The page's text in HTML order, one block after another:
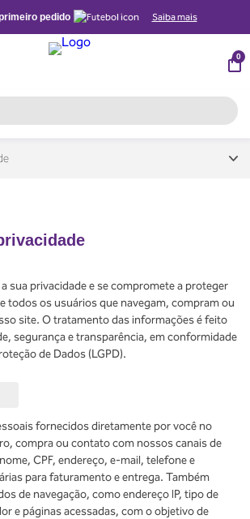
pedido Saiba mais
0
sua privacidade e se compromete a proteger
todos os usuários que navegam, compram ou
site. O tratamento das informações é feito
segurança e transparência, em conformidade
de Dados (LGPD).
fornecidos diretamente por você no
compra ou contato com nossos canais de
CPF, endereço, e-mail, telefone e
para faturamento e entrega. Também
de navegação, como endereço IP, tipo de
e páginas acessadas, com o objetivo de